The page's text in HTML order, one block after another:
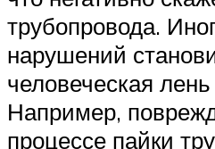
трубопровода.
нарушений
человеческая
Например,
процессе пайки